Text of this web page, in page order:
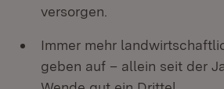
versorgen.
Immer mehr
geben auf – allein seit der